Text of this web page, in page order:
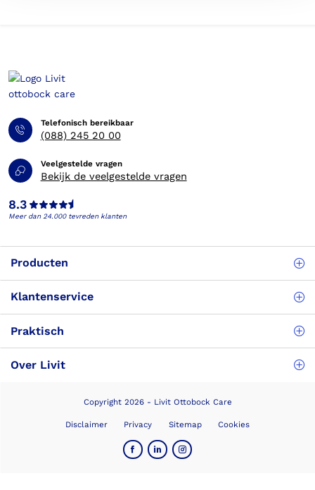
Telefonisch bereikbaar
(088) 245 20 00
Veelgestelde vragen
Bekijk de veelgestelde vragen
8.3
Meer dan 24.000 tevreden klanten
Producten
Klantenservice
Praktisch
Over Livit
Copyright 2026 - Livit Ottobock Care
Disclaimer Privacy Sitemap Cookies